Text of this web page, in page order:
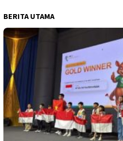
BERITA UTAMA